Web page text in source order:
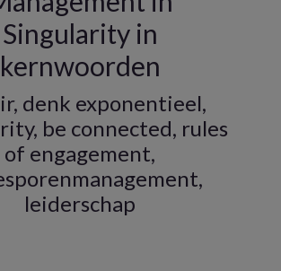
Singularity in
kernwoorden
denk exponentieel,
be connected, rules
of engagement,
leiderschap